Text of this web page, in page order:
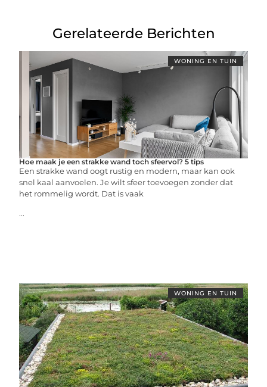
Gerelateerde Berichten
WONING EN TUIN
Hoe maak je een strakke wand toch sfeervol? 5 tips
Een strakke wand oogt rustig en modern, maar kan ook
snel kaal aanvoelen. Je wilt sfeer toevoegen zonder dat
het rommelig wordt. Dat is vaak
...
WONING EN TUIN